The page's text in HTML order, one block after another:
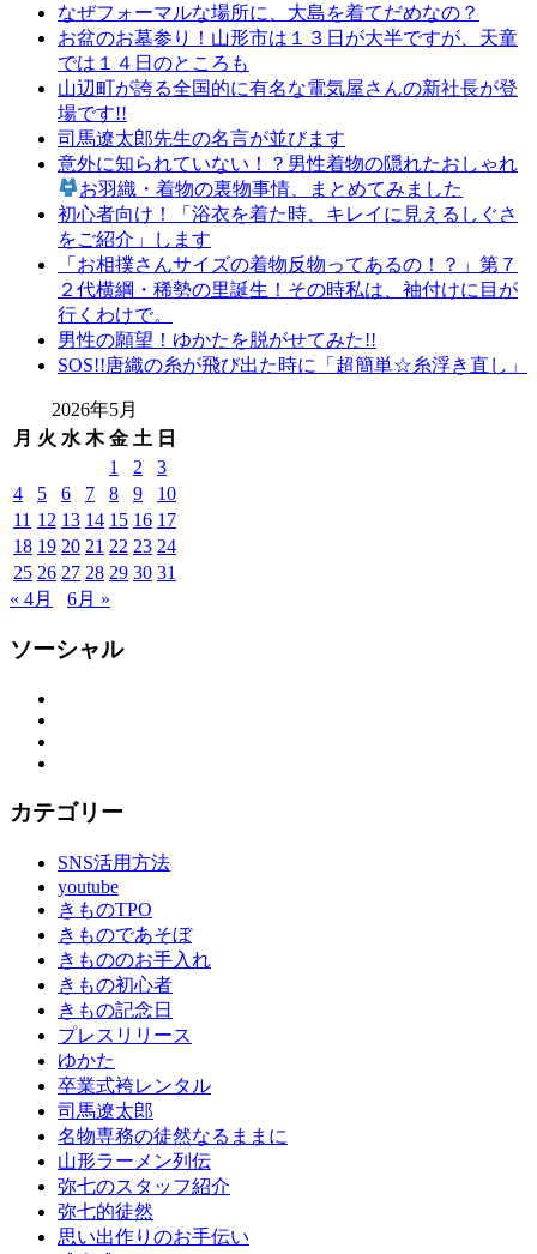
なぜフォーマルな場所に、大島を着てだめなの？
お盆のお墓参り！山形市は１３日が大半ですが、天童
では１４日のところも
山辺町が誇る全国的に有名な電気屋さんの新社長が登
場です!!
司馬遼太郎先生の名言が並びます
意外に知られていない！？男性着物の隠れたおしゃれ
お羽織・着物の裏物事情、まとめてみました
初心者向け！「浴衣を着た時、キレイに見えるしぐさ
をご紹介」します
「お相撲さんサイズの着物反物ってあるの！？」第７
２代横綱・稀勢の里誕生！その時私は、袖付けに目が
行くわけで。
男性の願望！ゆかたを脱がせてみた!!
SOS!!唐織の糸が飛び出た時に「超簡単☆糸浮き直し」
2026年5月
月 火 水 木 金 土 日
1
2
3
4
5 6 7 8 9
10
11 12 13 14 15 16 17
18 19 20 21 22 23 24
25 26 27 28 29 30 31
« 4月
6月 »
ソーシャル
カテゴリー
SNS活用方法
youtube
きものTPO
きものであそぼ
きもののお手入れ
きもの初心者
きもの記念日
プレスリリース
ゆかた
卒業式袴レンタル
司馬遼太郎
名物専務の徒然なるままに
山形ラーメン列伝
弥七のスタッフ紹介
弥七的徒然
思い出作りのお手伝い